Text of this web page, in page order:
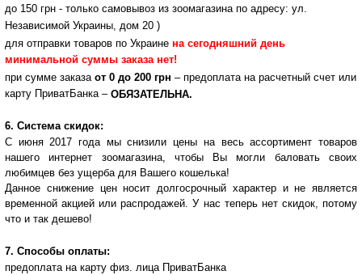
до 150 грн - только самовывоз из зоомагазина по адресу: ул.
Независимой Украины, дом 20 )
для отправки товаров по Украине на сегодняшний день
минимальной суммы заказа нет!
при сумме заказа от 0 до 200 грн – предоплата на расчетный счет или
карту ПриватБанка –ОБЯЗАТЕЛЬНА.
6. Система скидок:
С июня 2017 года мы снизили цены на весь ассортимент товаров
нашего интернет зоомагазина, чтобы Вы могли баловать своих
любимцев без ущерба для Вашего кошелька!
Данное снижение цен носит долгосрочный характер и не является
временной акцией или распродажей.У нас теперь нет скидок, потому
что и так дешево!
7. Способы оплаты:
предоплата на карту физ. лица ПриватБанка